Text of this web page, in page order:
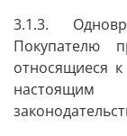
3.1.3.
Покупателю
относящиеся